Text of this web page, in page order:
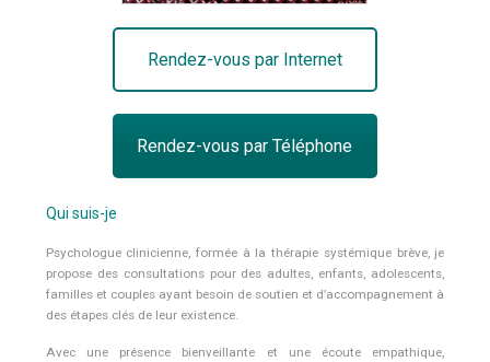
Qui suis-je
Psychologue clinicienne, formée à la thérapie systémique brève, je
propose des consultations pour des adultes, enfants, adolescents,
familles et couples ayant besoin de soutien et d’accompagnement à
des étapes clés de leur existence.
Avec une présence bienveillante et une écoute empathique,
Rendez-vous par Internet
Rendez-vous par Téléphone